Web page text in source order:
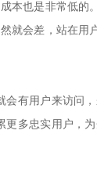
也是非常低的
会差，站在
用户来访问
多忠实用户，